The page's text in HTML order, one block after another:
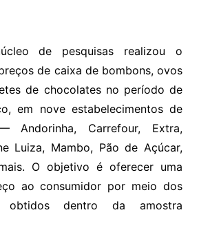
de pesquisas realizou o
de caixa de bombons, ovos
de chocolates no período de
em nove estabelecimentos de
Andorinha, Carrefour, Extra,
Luiza, Mambo, Pão de Açúcar,
O objetivo é oferecer uma
ao consumidor por meio dos
obtidos dentro da amostra